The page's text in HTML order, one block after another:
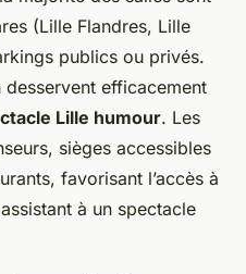
(Lille Flandres, Lille
publics ou privés.
efficacement
Lille humour. Les
sièges accessibles
favorisant l’accès à
à un spectacle